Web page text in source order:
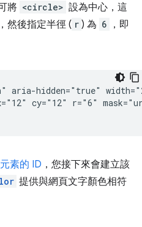
將 <circle> 設為中心，這
然後指定半徑 ( r ) 為 6
，即
aria-hidden="true"
cy="12" r="6"
素的 ID ，您接下來會建立該
提供與網頁文字顏色相符